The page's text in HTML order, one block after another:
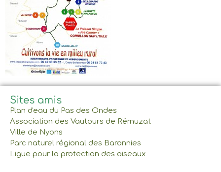
Sites amis
Plan d'eau du Pas des Ondes
Association des Vautours de Rémuzat
Ville de Nyons
Parc naturel régional des Baronnies
Ligue pour la protection des oiseaux